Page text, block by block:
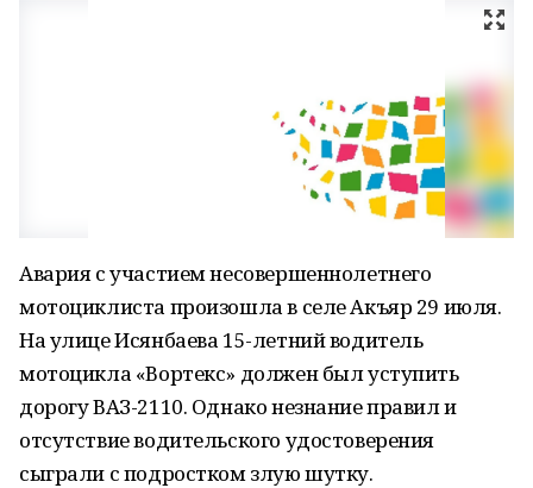
Авария с участием несовершеннолетнего
мотоциклиста произошла в селе Акъяр 29 июля.
На улице Исянбаева 15-летний водитель
мотоцикла «Вортекс» должен был уступить
дорогу ВАЗ-2110. Однако незнание правил и
отсутствие водительского удостоверения
сыграли с подростком злую шутку.